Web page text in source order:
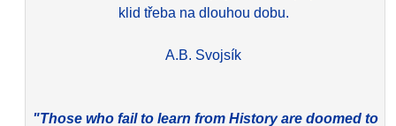
klid třeba na dlouhou dobu.
A.B. Svojsík
"Those who fail to learn from History are doomed to